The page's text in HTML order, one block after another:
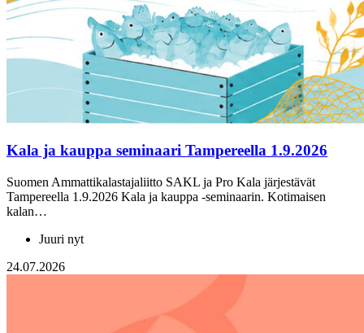
Kala ja kauppa seminaari Tampereella 1.9.2026
Suomen Ammattikalastajaliitto SAKL ja Pro Kala järjestävät
Tampereella 1.9.2026 Kala ja kauppa -seminaarin. Kotimaisen
kalan…
Juuri nyt
24.07.2026